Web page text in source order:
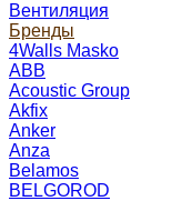
Вентиляция
Бренды
4Walls Masko
ABB
Acoustic Group
Akfix
Anker
Anza
Belamos
BELGOROD